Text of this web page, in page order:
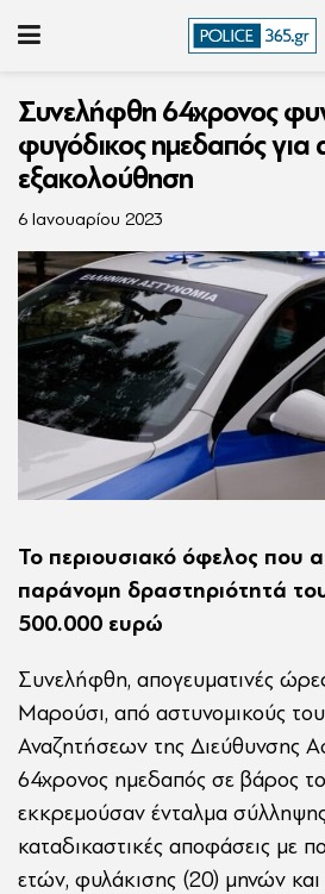
Συνελήφθη 64χρονος
φυγόδικος ημεδαπός για
εξακολούθηση
6 Ιανουαρίου 2023
Το περιουσιακό όφελος που
παράνομη δραστηριότητά του
500.000 ευρώ
Συνελήφθη, απογευματινές
Μαρούσι, από αστυνομικούς
Αναζητήσεων της Διεύθυνσης
64χρονος ημεδαπός σε βάρος
εκκρεμούσαν ένταλμα
καταδικαστικές αποφάσεις με
ετών, φυλάκισης (20) μηνών και